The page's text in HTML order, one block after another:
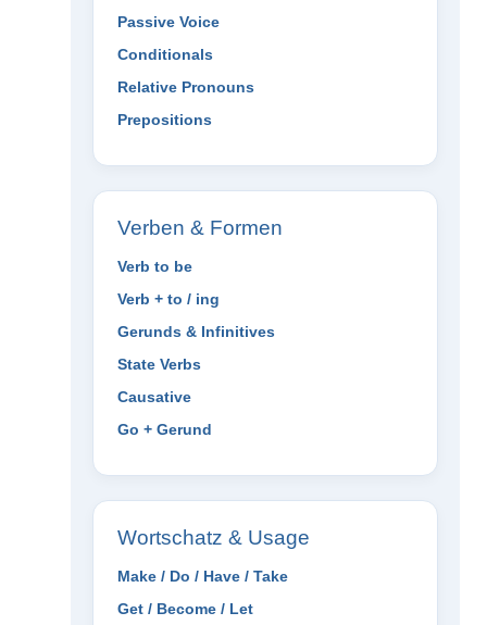
Passive Voice
Conditionals
Relative Pronouns
Prepositions
Verben & Formen
Verb to be
Verb + to / ing
Gerunds & Infinitives
State Verbs
Causative
Go + Gerund
Wortschatz & Usage
Make / Do / Have / Take
Get / Become / Let